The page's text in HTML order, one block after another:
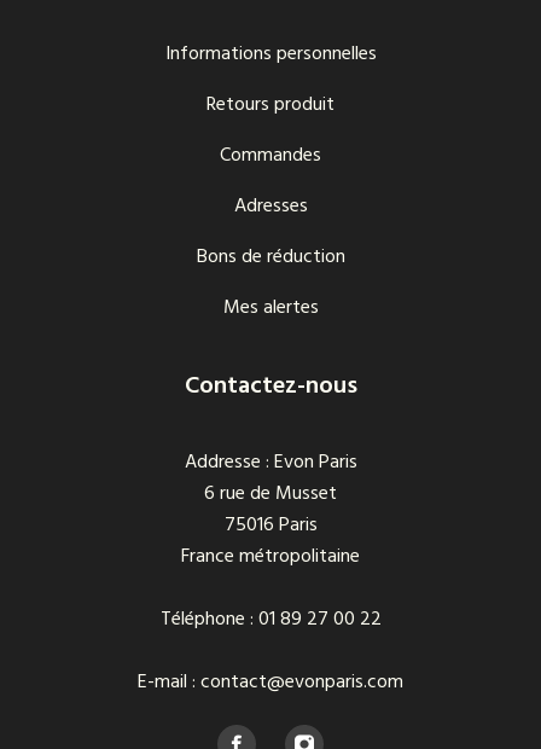
Informations personnelles
Retours produit
Commandes
Adresses
Bons de réduction
Mes alertes
Contactez-nous
Addresse : Evon Paris
6 rue de Musset
75016 Paris
France métropolitaine
Téléphone : 01 89 27 00 22
E-mail : contact@evonparis.com